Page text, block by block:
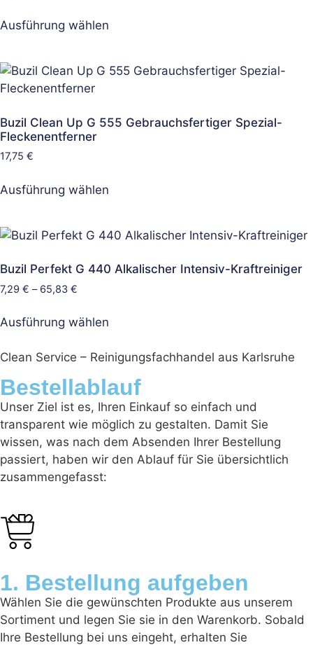
Ausführung wählen
Buzil Clean Up G 555 Gebrauchsfertiger Spezial-
Fleckenentferner
17,75 €
Ausführung wählen
Buzil Perfekt G 440 Alkalischer Intensiv-Kraftreiniger
7,29 € – 65,83 €
Ausführung wählen
Clean Service – Reinigungsfachhandel aus Karlsruhe
Bestellablauf
Unser Ziel ist es, Ihren Einkauf so einfach und
transparent wie möglich zu gestalten. Damit Sie
wissen, was nach dem Absenden Ihrer Bestellung
passiert, haben wir den Ablauf für Sie übersichtlich
zusammengefasst:
1. Bestellung aufgeben
Wählen Sie die gewünschten Produkte aus unserem
Sortiment und legen Sie sie in den Warenkorb. Sobald
Ihre Bestellung bei uns eingeht, erhalten Sie